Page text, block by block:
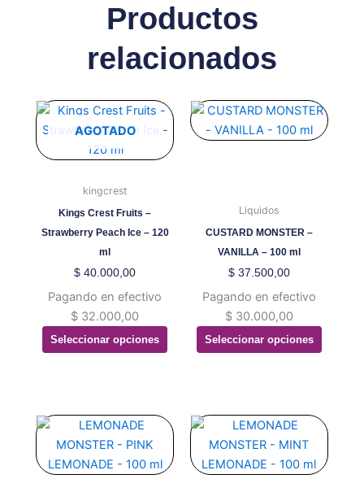
Productos
relacionados
AGOTADO
kingcrest
Kings Crest Fruits –
Strawberry Peach Ice – 120
ml
$ 40.000,00
Pagando en efectivo
$ 32.000,00
Seleccionar opciones
Este
producto
tiene
variantes.
Las
opciones
se
pueden
en
la
página
Liquidos
CUSTARD MONSTER –
VANILLA – 100 ml
$37.500,00
Pagando en efectivo
$30.000,00
Seleccionar opciones
Este
producto
Las
opciones
se
pueden
en
la
página
Este
producto
tiene
Este
producto
tiene